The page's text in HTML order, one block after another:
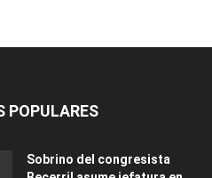
POPULARES
Sobrino del congresista